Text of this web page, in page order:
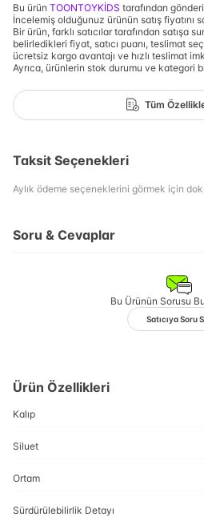
Bu ürün TOONTOYKİDS tarafından
İncelemiş olduğunuz ürünün satış fiyatını
Bir ürün, farklı satıcılar tarafından satışa
belirledikleri fiyat, satıcı puanı, teslimat
ücretsiz kargo avantajı ve hızlı teslimat
Ayrıca, ürünlerin stok durumu ve kategori
Tüm
Taksit Seçenekleri
Aylık ödeme seçeneklerini görmek için
Soru & Cevaplar
Bu Ürünün Sorusu
Satıcıya Soru
Ürün Özellikleri
Kalıp
Siluet
Ortam
Sürdürülebilirlik Detayı